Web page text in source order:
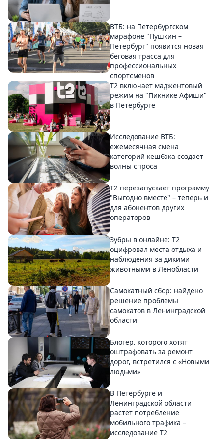
ВТБ: на Петербургском
марафоне "Пушкин –
Петербург" появится новая
беговая трасса для
профессиональных
спортсменов
Т2 включает маджентовый
режим на "Пикнике Афиши"
в Петербурге
Исследование ВТБ:
ежемесячная смена
категорий кешбэка создает
волны спроса
Т2 перезапускает программу
"Выгодно вместе" – теперь и
для абонентов других
операторов
Зубры в онлайне: Т2
оцифровал места отдыха и
наблюдения за дикими
животными в Ленобласти
Самокатный сбор: найдено
решение проблемы
самокатов в Ленинградской
области
Блогер, которого хотят
оштрафовать за ремонт
дорог, встретился с «Новыми
людьми»
В Петербурге и
Ленинградской области
растет потребление
мобильного трафика –
исследование T2